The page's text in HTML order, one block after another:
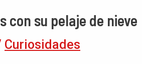
con su pelaje de nieve
Curiosidades